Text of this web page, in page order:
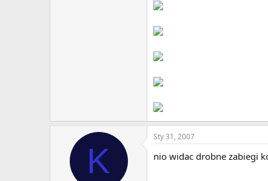
K
Sty 31, 2007
nio widac drobne zabiegi